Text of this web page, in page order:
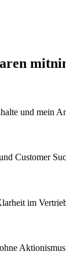
und mein
Customer
im